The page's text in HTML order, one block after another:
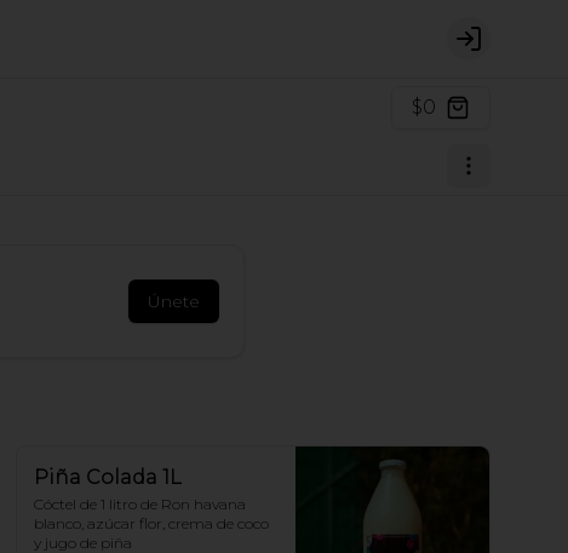
Login
$0
Únete
Piña Colada 1L
Cóctel de 1 litro de Ron havana
blanco, azúcar flor, crema de coco
y jugo de piña